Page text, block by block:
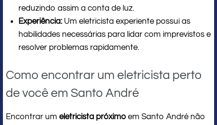
reduzindo assim a conta de luz.
Experiência:Um eletricista experiente possui as
habilidades necessárias para lidar com imprevistos e
resolver problemas rapidamente.
Como encontrar um eletricista perto
de você em Santo André
Encontrar um eletricista próximo em Santo André não